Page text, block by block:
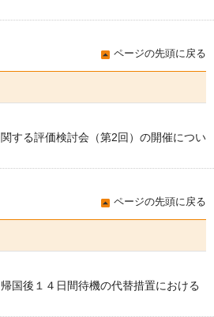
ページの先頭に戻る
する評価検討会（第2回）の開催につい
ページの先頭に戻る
国後１４日間待機の代替措置における